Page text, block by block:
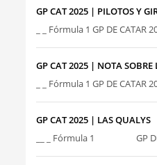
GP CAT 2025 | PILOTOS Y
_ _ Fórmula 1 GP DE CATAR
GP CAT 2025 | NOTA SOBRE
_ _ Fórmula 1 GP DE CATAR
GP CAT 2025 | LAS QUALYS
__ _ Fórmula 1 GP DE